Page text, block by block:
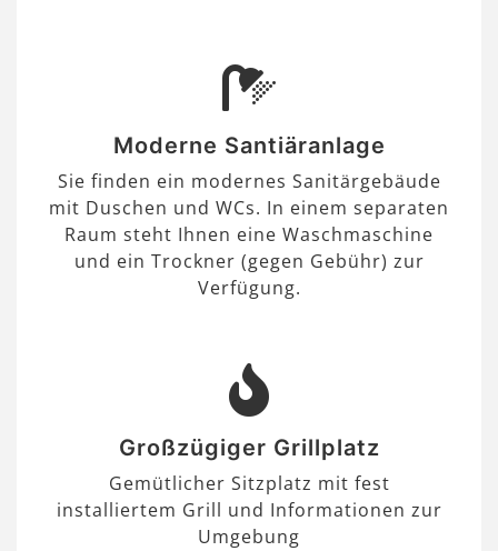
Moderne Santiäranlage
Sie finden ein modernes Sanitärgebäude
mit Duschen und WCs. In einem separaten
Raum steht Ihnen eine Waschmaschine
und ein Trockner (gegen Gebühr) zur
Verfügung.
Großzügiger Grillplatz
Gemütlicher Sitzplatz mit fest
installiertem Grill und Informationen zur
Umgebung